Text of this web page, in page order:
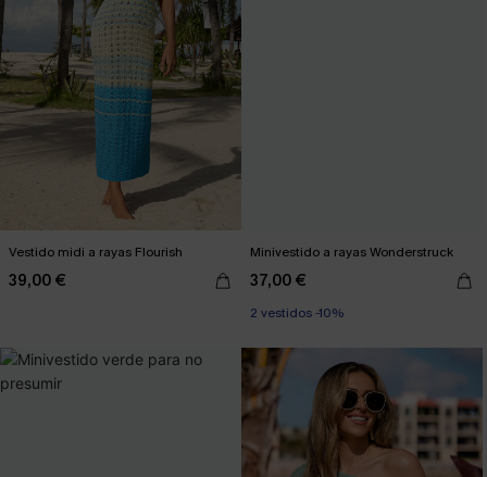
Vestido midi a rayas Flourish
39,00 €
Minivestido a rayas Wonderstruck
37,00 €
2 vestidos -10%